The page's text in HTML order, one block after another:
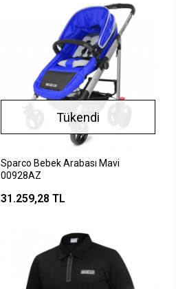
Tükendi
Sparco Bebek Arabası Mavi
00928AZ
31.259,28 TL